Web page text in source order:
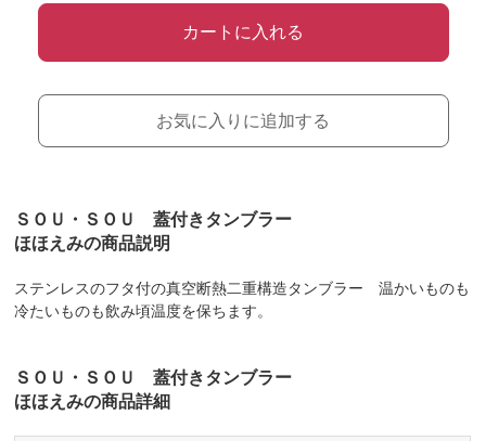
カートに入れる
お気に入りに追加する
ＳＯＵ・ＳＯＵ 蓋付きタンブラー
ほほえみの商品説明
ステンレスのフタ付の真空断熱二重構造タンブラー 温かいものも
冷たいものも飲み頃温度を保ちます。
ＳＯＵ・ＳＯＵ 蓋付きタンブラー
ほほえみの商品詳細